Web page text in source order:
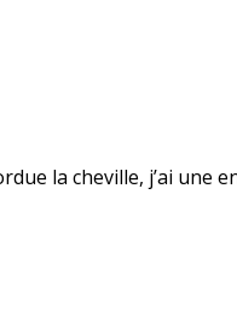
la cheville, j’ai